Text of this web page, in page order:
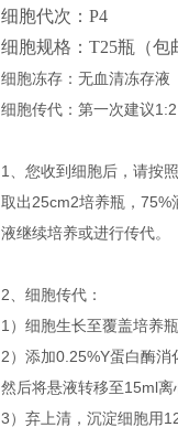
细胞代次：P4
细胞规格：T25瓶（包
细胞冻存：无血清冻存液
细胞传代：第一次建议1:2
1、您收到细胞后，请按
取出25cm2培养瓶，
液继续培养或进行传代。
2、细胞传代：
1）细胞生长至覆盖培养
2）添加0.25%Y蛋白酶消
然后将悬液转移至15ml
3）弃上清，沉淀细胞用